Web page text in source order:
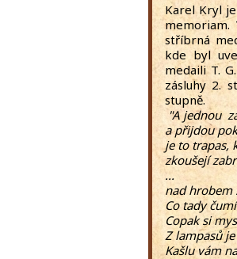
Karel Kryl
memoriam.
stříbrná
kde byl
medaili T.
zásluhy 2.
stupně.
"A jednou
a přijdou
je to trapas,
zkoušejí
...
nad hrobem
Co tady
Copak si
Z lampasů
Kašlu vám